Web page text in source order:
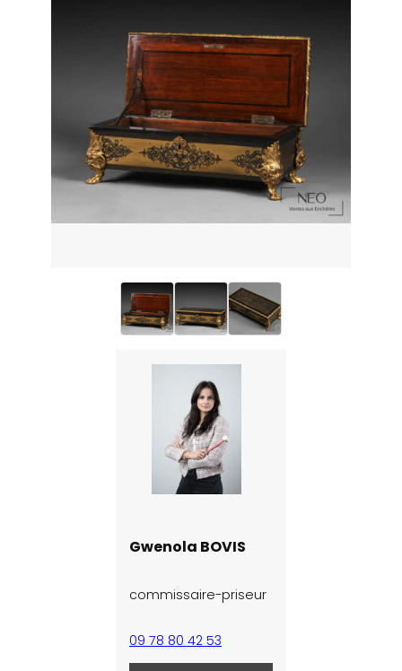
Gwenola BOVIS
commissaire-priseur
09 78 80 42 53